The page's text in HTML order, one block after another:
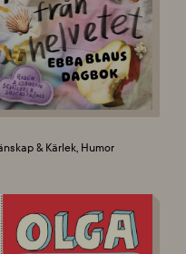
& Kärlek, Humor